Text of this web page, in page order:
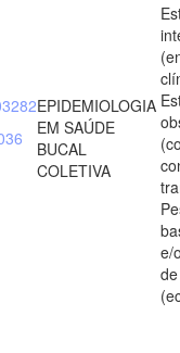
EPIDEMIOLOGIA
EM SAÚDE
BUCAL
COLETIVA
e/